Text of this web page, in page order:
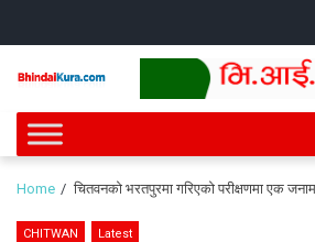
Bhindai Kura
News and entertainment.
Home चितवनको भरतपुरमा गरिएको परीक्षणमा एक
CHITWAN Latest